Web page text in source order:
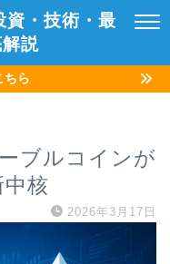
資・技術・最
説
ちら
ブルコインが
核
2026年3月17日